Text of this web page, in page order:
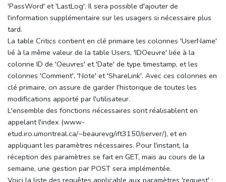
'PassWord' et 'LastLog'. Il sera possible d'ajouter de
l'information supplémentaire sur les usagers si nécessaire plus
tard.
La table Critics contient en clé primaire les colonnes 'UserName'
lié à la même valeur de la table Users, 'IDOeuvre' liée à la
colonne ID de 'Oeuvres' et 'Date' de type timestamp, et les
colonnes 'Comment', 'Note' et 'ShareLink'. Avec ces colonnes en
clé primaire, on assure de garder l'historique de toutes les
modifications apporté par l'utilisateur.
L'ensemble des fonctions nécessaires sont réalisablent en
appelant l'index (www-
etud.iro.umontreal.ca/~beaurevg/ift3150/server/), et en
appliquant les paramètres nécessaires. Pour l'instant, la
réception des paramètres se fait en GET, mais au cours de la
semaine, une gestion par POST sera implémentée.
Voici la liste des requêtes applicable aux paramètres 'request' :